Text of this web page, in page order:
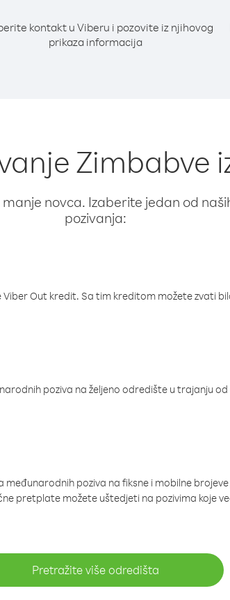
kontakt u Viberu i pozovite iz njihovog
prikaza informacija
Zimbabve
novca. Izaberite jedan od
pozivanja:
Out kredit. Sa tim kreditom možete zvati
poziva na željeno odredište u trajanju
poziva na fiksne i mobilne
pretplate možete uštedjeti na pozivima koje
Pretražite više odredišta